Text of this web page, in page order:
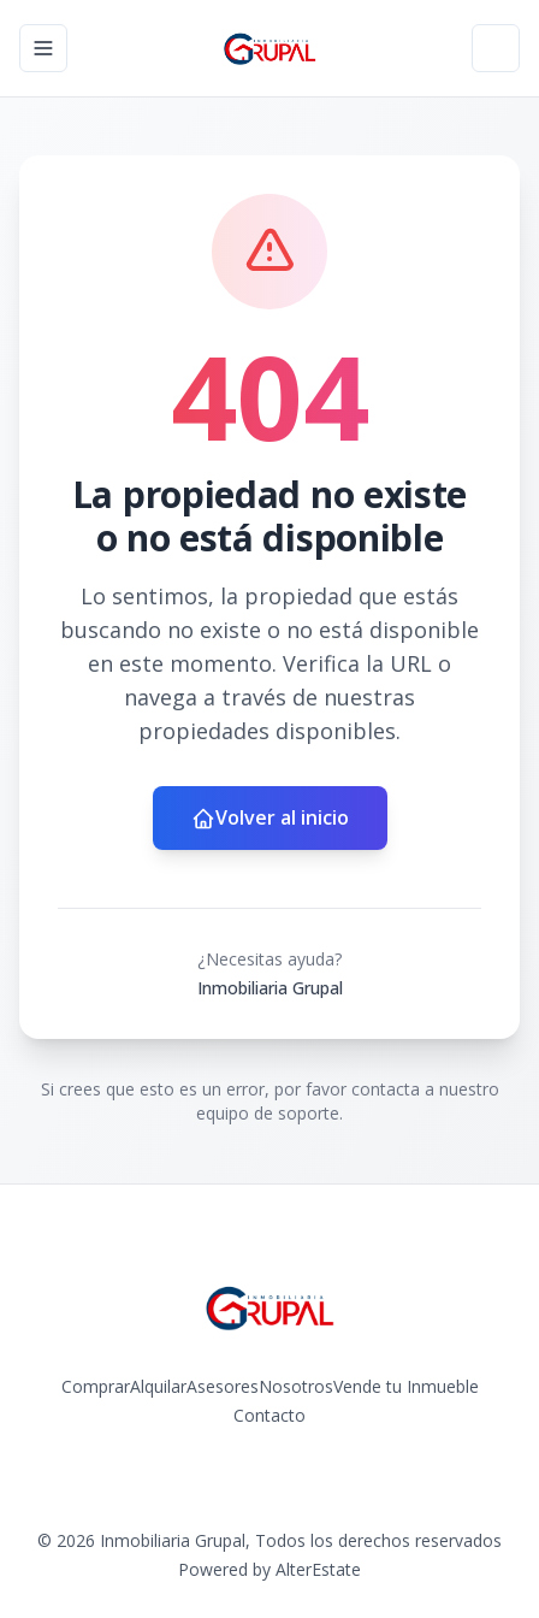
Toggle navigation menu
404
La propiedad no existe
o no está disponible
Lo sentimos, la propiedad que estás
buscando no existe o no está disponible
en este momento. Verifica la URL o
navega a través de nuestras
propiedades disponibles.
Volver al inicio
¿Necesitas ayuda?
Inmobiliaria Grupal
Si crees que esto es un error, por favor contacta a nuestro
equipo de soporte.
ComprarAlquilarAsesoresNosotrosVende tu Inmueble
Contacto
© 2026 Inmobiliaria Grupal, Todos los derechos reservados
Powered by AlterEstate